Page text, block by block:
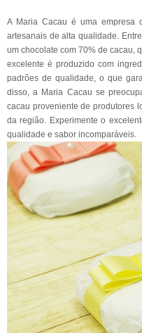
A Maria Cacau é uma empresa
artesanais de alta qualidade.
um chocolate com 70% de cacau,
excelente é produzido com
padrões de qualidade, o que
disso, a Maria Cacau se
cacau proveniente de produtores
da região. Experimente o
qualidade e sabor incomparáveis.